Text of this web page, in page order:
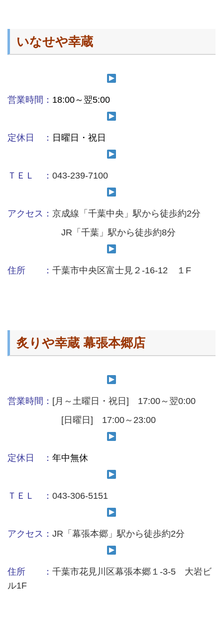
いなせや幸蔵
営業時間： 18:00～翌5:00
定休日 ： 日曜日・祝日
ＴＥＬ ： 043-239-7100
アクセス： 京成線「千葉中央」駅から徒歩約2分
JR「千葉」駅から徒歩約8分
住所 ： 千葉市中央区富士見２-16-12 １F
炙りや幸蔵 幕張本郷店
営業時間： [月～土曜日・祝日] 17:00～翌0:00
[日曜日] 17:00～23:00
定休日 ： 年中無休
ＴＥＬ ： 043-306-5151
アクセス： JR「幕張本郷」駅から徒歩約2分
住所 ： 千葉市花見川区幕張本郷１-3-5 大岩ビ
ル1F